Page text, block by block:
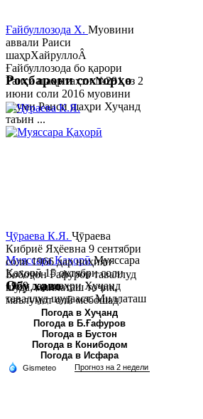
Ғайбуллозода Х. Муовини
аввали Раиси
шаҳрХайруллоÂ
Ғайбуллозода бо қарори
Раиси шаҳр таҳти №281 аз 2
июни соли 2016 муовини
якуми Раиси шаҳри Хуҷанд
таъин ...
Муяссара ҚаҳорӣМуяссара
Қаҳорӣ 15 октябри соли
1979 дар шаҳри Хуҷанд
таваллуд шудааст. Миллаташ
тоҷик. Маълумот олӣ. Соли
2002 Донишгоҳи давлатии
Хуҷанд ба...
Роҳбарони сохторҳо
Ҷӯраева К.Я. Ҷӯраева
Кибриё Яҳёевна 9 сентябри
соли 1966 дар ноҳияи
Бобоҷон Ғафуров таваллуд
шуда, миллаташ тоҷик,
маълумот олӣ мебошад.
Соли 1997 Донишг...
Обу хаво
Погода в Хуҷанд
Погода в Б.Ғафуров
Погода в Бустон
Погода в Конибодом
Погода в Исфара